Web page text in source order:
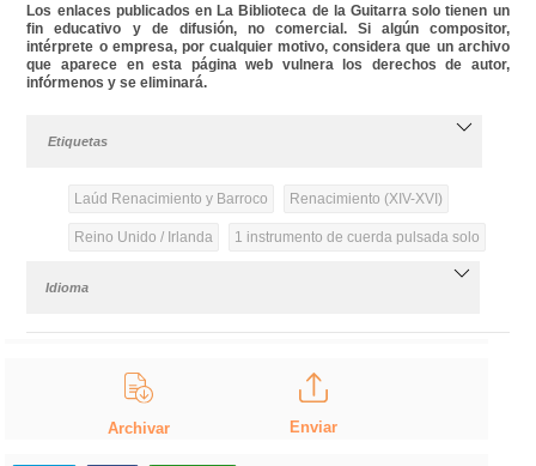
Los enlaces publicados en La Biblioteca de la Guitarra solo tienen un
fin educativo y de difusión, no comercial. Si algún compositor,
intérprete o empresa, por cualquier motivo, considera que un archivo
que aparece en esta página web vulnera los derechos de autor,
infórmenos y se eliminará.
Etiquetas
Laúd Renacimiento y Barroco Renacimiento (XIV-XVI)
Reino Unido / Irlanda 1 instrumento de cuerda pulsada solo
Idioma
Archivar Enviar